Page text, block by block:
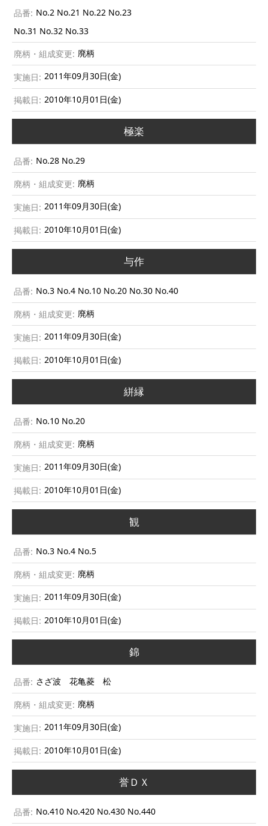
No.2 No.21 No.22 No.23
No.31 No.32 No.33
廃柄
2011年09月30日(金)
2010年10月01日(金)
極楽
No.28 No.29
廃柄
2011年09月30日(金)
2010年10月01日(金)
与作
No.3 No.4 No.10 No.20 No.30 No.40
廃柄
2011年09月30日(金)
2010年10月01日(金)
絣縁
No.10 No.20
廃柄
2011年09月30日(金)
2010年10月01日(金)
観
No.3 No.4 No.5
廃柄
2011年09月30日(金)
2010年10月01日(金)
錦
さざ波 花亀菱 松
廃柄
2011年09月30日(金)
2010年10月01日(金)
誉ＤＸ
No.410 No.420 No.430 No.440